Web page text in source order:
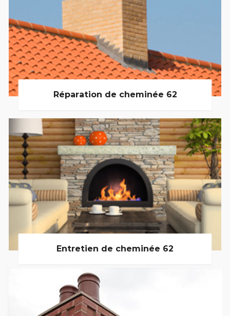
Réparation de cheminée 62
Entretien de cheminée 62